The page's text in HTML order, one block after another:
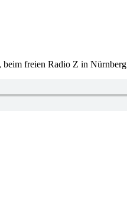
beim freien Radio Z in Nürnberg